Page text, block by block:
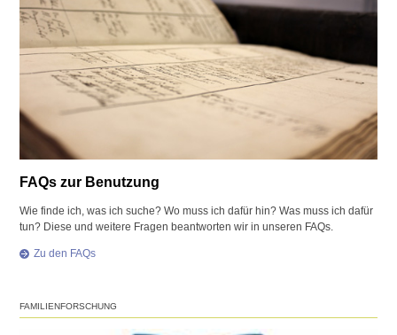
FAQs zur Benutzung
Wie finde ich, was ich suche? Wo muss ich dafür hin? Was muss ich dafür
tun? Diese und weitere Fragen beantworten wir in unseren FAQs.
Zu den FAQs
FAMILIENFORSCHUNG